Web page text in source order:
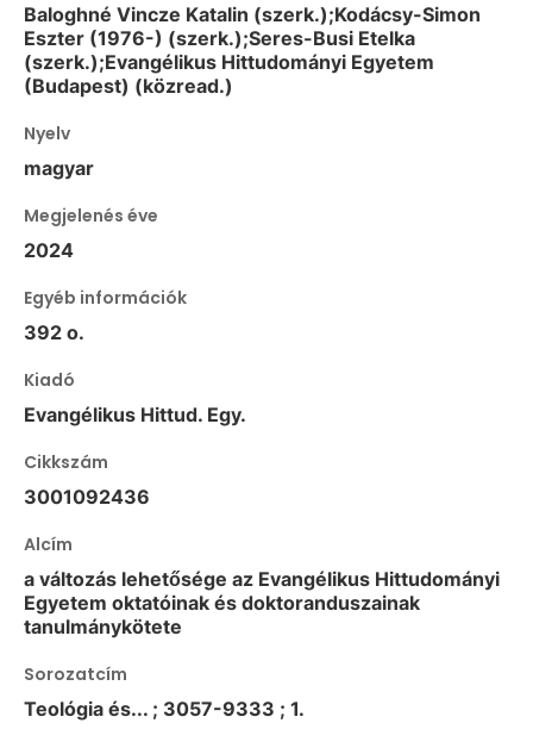
Baloghné Vincze Katalin (szerk.);Kodácsy-Simon
Eszter (1976-) (szerk.);Seres-Busi Etelka
(szerk.);Evangélikus Hittudományi Egyetem
(Budapest) (közread.)
Nyelv
magyar
Megjelenés éve
2024
Egyéb információk
392 o.
Kiadó
Evangélikus Hittud. Egy.
Cikkszám
3001092436
Alcím
a változás lehetősége az Evangélikus Hittudományi
Egyetem oktatóinak és doktoranduszainak
tanulmánykötete
Sorozatcím
Teológia és... ; 3057-9333 ; 1.